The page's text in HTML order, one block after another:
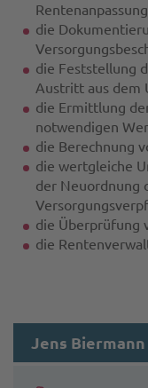
die
die Feststellung
Austritt aus dem
die Ermittlung
notwendigen
die Berechnung
die wertgleiche
der Neuordnung
die Überprüfung
die
Jens Biermann